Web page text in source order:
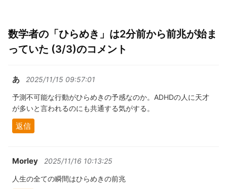
数学者の「ひらめき」は2分前から前兆が始ま
っていた (3/3)のコメント
あ 2025/11/15 09:57:01
予測不可能な行動がひらめきの予感なのか。ADHDの人に天才
が多いと言われるのにも共通する気がする。
返信
Morley 2025/11/16 10:13:25
人生の全ての瞬間はひらめきの前兆